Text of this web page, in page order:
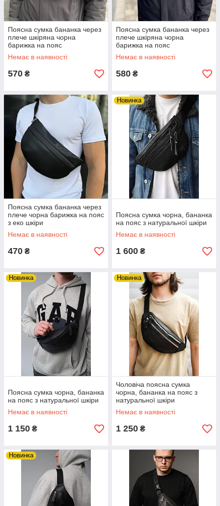
Поясна сумка бананка через
плече шкіряна чорна
барижка на пояс
Немає в наявності
570 ₴
Поясна сумка бананка через
плече шкіряна чорна
барижка на пояс
Немає в наявності
580 ₴
Поясна сумка бананка через
плече чорна барижка на пояс
з еко шкіри
Немає в наявності
470 ₴
Новинка
Поясна сумка чорна, бананка
на пояс з натуральної шкіри
Немає в наявності
1 600 ₴
Новинка
Поясна сумка чорна, бананка
на пояс з натуральної шкіри
Немає в наявності
1 150 ₴
Новинка
Чоловіча поясна сумка
чорна, бананка на пояс з
натуральної шкіри
Немає в наявності
1 250 ₴
Новинка